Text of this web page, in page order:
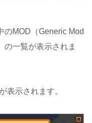
のMOD（Generic Mod
の一覧が表示されま
表示されます。